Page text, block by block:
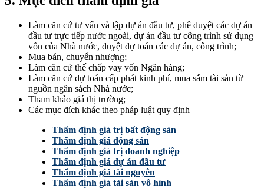
Làm căn cứ tư vấn và lập dự án đầu tư, phê duyệt các dự án
đầu tư trực tiếp nước ngoài, dự án đầu tư công trình sử dụng
vốn của Nhà nước, duyệt dự toán các dự án, công trình;
Mua bán, chuyển nhượng;
Làm căn cứ thế chấp vay vốn Ngân hàng;
Làm căn cứ dự toán cấp phát kinh phí, mua sắm tài sản từ
nguồn ngân sách Nhà nước;
Tham khảo giá thị trường;
Các mục đích khác theo pháp luật quy định
Thẩm định giá trị bất động sản
Thẩm định giá động sản
Thẩm định giá trị doanh nghiệp
Thẩm định giá dự án đầu tư
Thẩm định giá tài nguyên
Thẩm định giá tài sản vô hình